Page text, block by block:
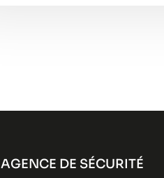
AGENCE DE SÉCURITÉ